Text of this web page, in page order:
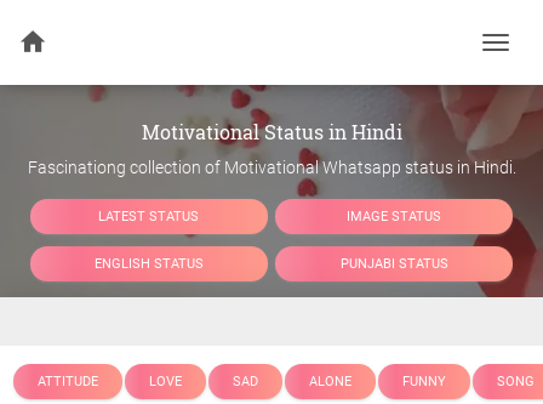
Motivational Status in Hindi
Fascinationg collection of Motivational Whatsapp status in Hindi.
LATEST STATUS IMAGE STATUS
ENGLISH STATUS PUNJABI STATUS
ATTITUDE LOVE SAD ALONE FUNNY SONG